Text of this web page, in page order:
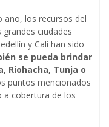
año, los recursos del
ciudades
y Cali han sido
se pueda brindar
Riohacha, Tunja o
puntos mencionados
a cobertura de los